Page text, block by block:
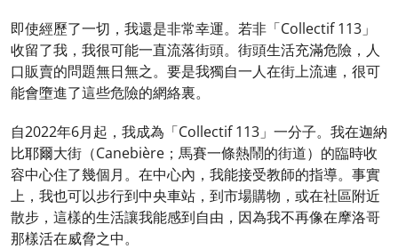
即使經歷了一切，我還是非常幸運。若非「Collectif 113」
收留了我，我很可能一直流落街頭。街頭生活充滿危險，人
口販賣的問題無日無之。要是我獨自一人在街上流連，很可
能會墮進了這些危險的網絡裏。
自2022年6月起，我成為「Collectif 113」一分子。我在迦納
比耶爾大街（Canebière；馬賽一條熱鬧的街道）的臨時收
容中心住了幾個月。在中心內，我能接受教師的指導。事實
上，我也可以步行到中央車站，到市場購物，或在社區附近
散步，這樣的生活讓我能感到自由，因為我不再像在摩洛哥
那樣活在威脅之中。